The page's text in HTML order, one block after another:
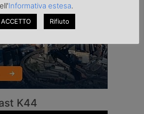
K44
Informativa estesa.
ACCETTO Rifiuto